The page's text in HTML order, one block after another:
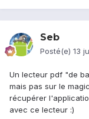
Seb
Posté(e) 13
Un lecteur pdf "de
mais pas sur le
récupérer
avec ce lecteur :)